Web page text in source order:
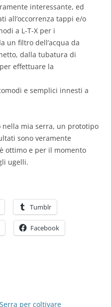
interessante, ed
all’occorrenza tappi e/o
a L-T-X per i
un filtro dell’acqua da
dalla tubatura di
effettuare la
e semplici innesti a
mia serra, un prototipo
sono veramente
ottimo e per il momento
ugelli.
Tumblr
Facebook
Serra per coltivare